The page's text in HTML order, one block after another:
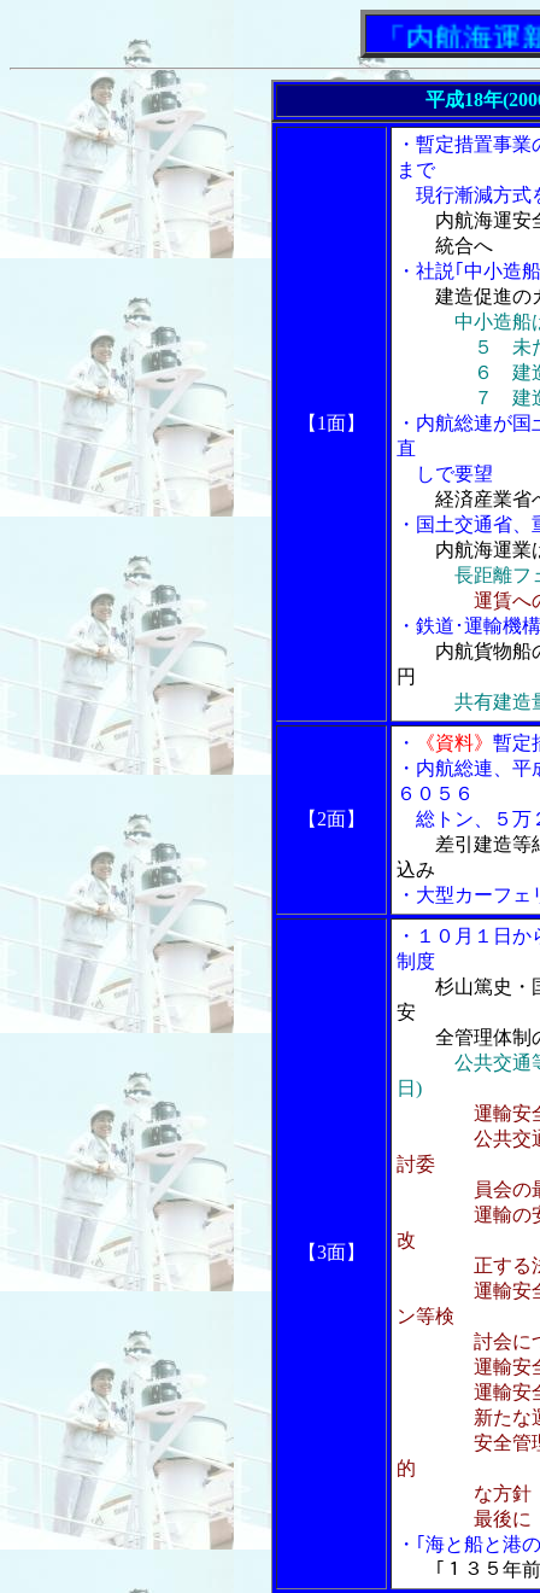
「内航海運新
平成18年
【1面】
・暫定措置事
まで
現行漸減方式
内航海運安
統合へ
・社説｢中小造
建造促進の
中小造船
５ 未だに
６ 建造商
７ 建造促進
・内航総連が
直
しで要望
経済産業省
・国土交通省
内航海運業
長距離フ
運賃へ
・鉄道･運輸機
内航貨物船
円
共有建造
【2面】
・ 《資料》 暫定
・内航総連、
６０５６
総トン、５万
差引建造等
込み
・大型カーフ
【3面】
・１０月１日
制度
杉山篤史・
安
全管理体制の
公共交通
日)
運輸安
公共交通に
討委
員会の最
運輸の安全
改
正する
運輸安全マ
ン等検
討会につ
運輸安全マ
運輸安全マ
新たな運輸
安全管理規
的
な方針
最
・｢海と船と港
｢１３５年